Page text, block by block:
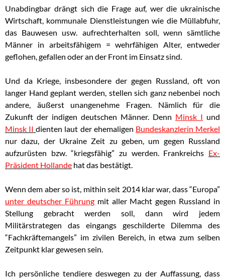
Unabdingbar drängt sich die Frage auf, wer die ukrainische
Wirtschaft, kommunale Dienstleistungen wie die Müllabfuhr,
das Bauwesen usw. aufrechterhalten soll, wenn sämtliche
Männer in arbeitsfähigem = wehrfähigen Alter, entweder
geflohen, gefallen oder an der Front im Einsatz sind.
Und da Kriege, insbesondere der gegen Russland, oft von
langer Hand geplant werden, stellen sich ganz nebenbei noch
andere, äußerst unangenehme Fragen. Nämlich für die
Zukunft der indigen deutschen Männer. Denn Minsk I und
Minsk II dienten laut der ehemaligen Bundeskanzlerin Merkel
nur dazu, der Ukraine Zeit zu geben, um gegen Russland
aufzurüsten bzw. “kriegsfähig” zu werden. Frankreichs Ex-
Präsident Hollande hat das bestätigt.
Wenn dem aber so ist, mithin seit 2014 klar war, dass “Europa”
unter deutscher Führungmit aller Macht gegen Russland in
Stellung gebracht werden soll, dann wird jedem
Militärstrategen das eingangs geschilderte Dilemma des
“Fachkräftemangels” im zivilen Bereich, in etwa zum selben
Zeitpunkt klar gewesen sein.
Ich persönliche tendiere deswegen zu der Auffassung, dass